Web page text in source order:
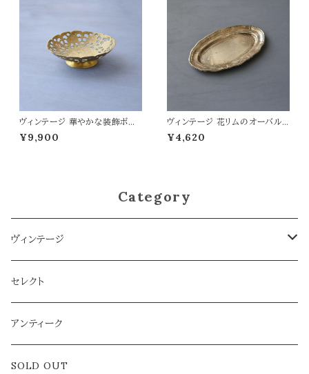
ヴィンテージ 華やかな装飾ボウ
ル
¥9,900
ヴィンテージ 花リムのオーバルト
レイ
¥4,620
Category
ヴィンテージ
雑貨
アクセサリー
ラグ
セレクト
アンティーク
SOLD OUT